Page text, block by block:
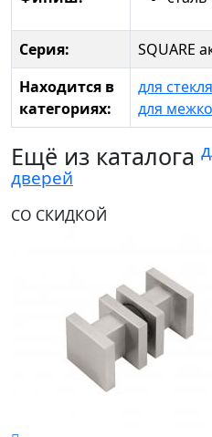
Серия:
SQUARE
Находится в
категориях:
для
для
Ещё из каталога
дверей
СО СКИДКОЙ